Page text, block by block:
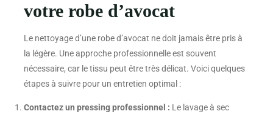
votre robe d’avocat
Le nettoyage d’une robe d’avocat ne doit jamais être pris à
la légère. Une approche professionnelle est souvent
nécessaire, car le tissu peut être très délicat. Voici quelques
étapes à suivre pour un entretien optimal :
Contactez un pressing professionnel : Le lavage à sec